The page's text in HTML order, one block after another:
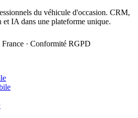
du véhicule d'occasion. CRM,
IA dans une plateforme unique.
France · Conformité RGPD